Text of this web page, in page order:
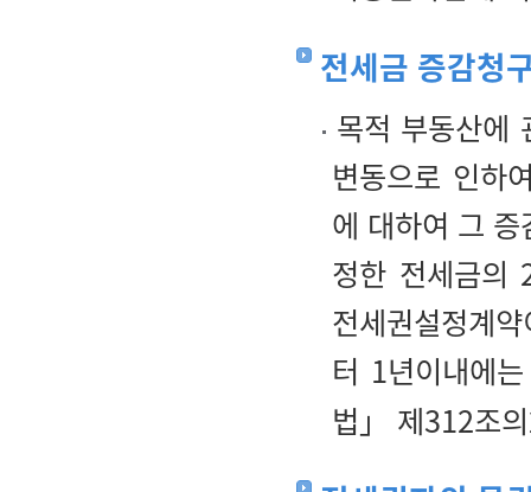
전세금 증감청
목적 부동산에
변동으로 인하
에 대하여 그
정한 전세금의
전세권설정계
터 1년이내에
법」 제312조